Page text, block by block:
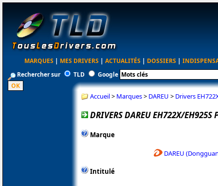
MARQUES | MES DRIVERS | ACTUALITÉS | DOSSIERS |
Rechercher sur
TLD Google
Accueil> Marques> DAREU > Drivers
DRIVERS DAREU EH722X/EH925S
Marque
DAREU
Intitulé